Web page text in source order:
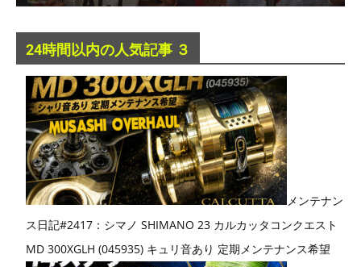
24時間以内の人気記事 ３
メンテナン
ス日記#2417：シマノ SHIMANO 23 カルカッタコンクエスト
MD 300XGLH (045935) キュリ音あり 定期メンテナンス希望